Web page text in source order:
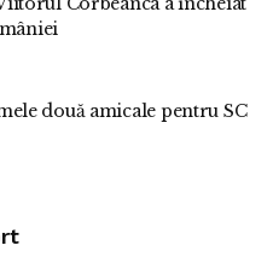
două amicale pentru SC